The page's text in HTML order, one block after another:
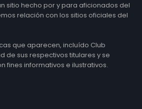
sitio hecho por y para aficionados del
relación con los sitios oficiales del
que aparecen, incluído Club
de sus respectivos titulares y se
fines informativos e ilustrativos.